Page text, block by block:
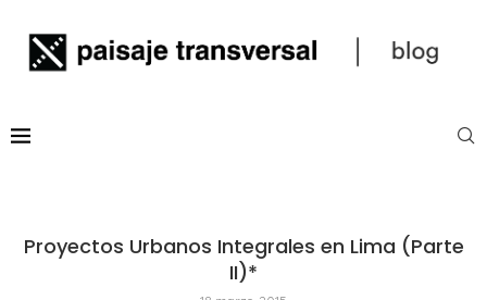
Proyectos Urbanos Integrales en Lima (Parte
II)*